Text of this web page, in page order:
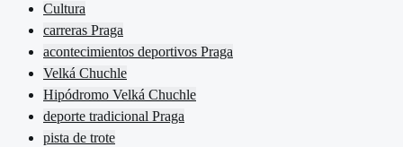
Cultura
carreras Praga
acontecimientos deportivos Praga
Velká Chuchle
Hipódromo Velká Chuchle
deporte tradicional Praga
pista de trote